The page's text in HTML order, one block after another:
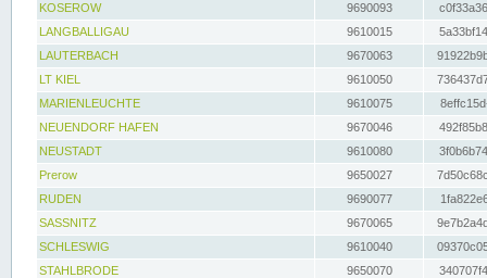
KOSEROW
9690093
LANGBALLIGAU
9610015
LAUTERBACH
9670063
LT KIEL
9610050
MARIENLEUCHTE
9610075
NEUENDORF HAFEN
9670046
NEUSTADT
9610080
Prerow
9650027
RUDEN
9690077
SASSNITZ
9670065
SCHLESWIG
9610040
STAHLBRODE
9650070